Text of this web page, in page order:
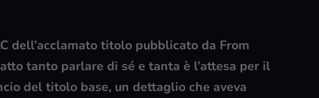
dell’acclamato titolo pubblicato da From
tanto parlare di sé e tanta è l’attesa per il
del titolo base, un dettaglio che aveva